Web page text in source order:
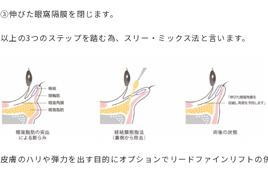
③伸びた眼窩隔膜を閉じます。
以上の3つのステップを踏む為、スリー・ミックス法と言います。
皮膚のハリや弾力を出す目的にオプションでリードファインリフトの